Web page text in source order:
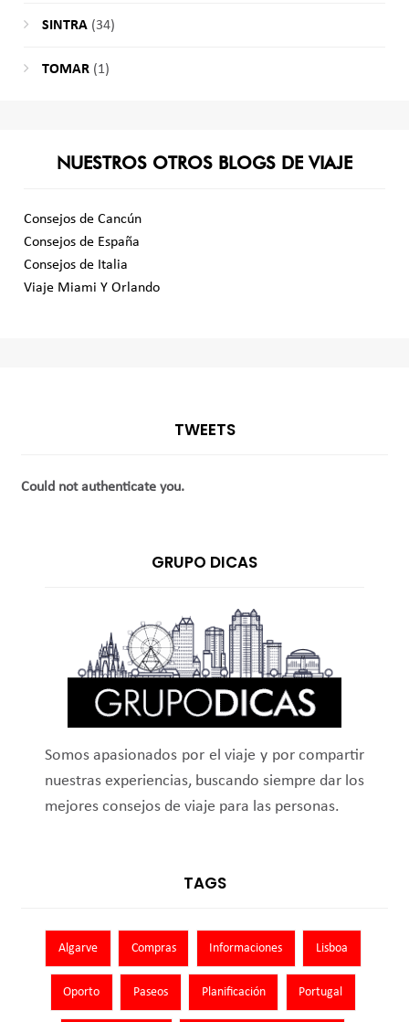
SINTRA(34)
TOMAR(1)
NUESTROS OTROS BLOGS DE VIAJE
Consejos de Cancún
Consejos de España
Consejos de Italia
Viaje Miami Y Orlando
TWEETS
Could not authenticate you.
GRUPO DICAS
Somos apasionados por el viaje y por compartir
nuestras experiencias, buscando siempre dar los
mejores consejos de viaje para las personas.
TAGS
Algarve Compras Informaciones Lisboa
Oporto Paseos Planificación Portugal